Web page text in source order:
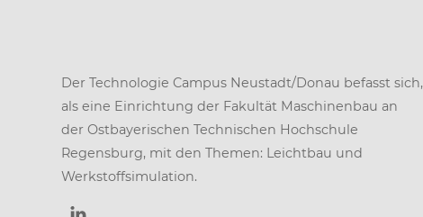
Der Technologie Campus Neustadt/Donau befasst sich,
als eine Einrichtung der Fakultät Maschinenbau an
derOstbayerischen Technischen Hochschule
Regensburg, mit den Themen: Leichtbau und
Werkstoffsimulation.